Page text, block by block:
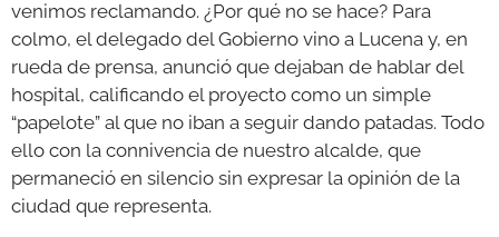
venimos reclamando. ¿Por qué no se hace? Para
colmo, el delegado del Gobierno vino a Lucena y, en
rueda de prensa, anunció que dejaban de hablar del
hospital, calificando el proyecto como un simple
“papelote” al que no iban a seguir dando patadas. Todo
ello con la connivencia de nuestro alcalde, que
permaneció en silencio sin expresar la opinión de la
ciudad que representa.